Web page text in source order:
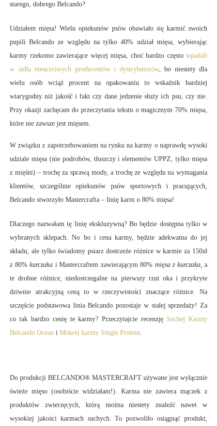
starego, dobrego Belcando?
Udziałem mięsa! Wielu opiekunów psów obawiało się karmić swoich
pupili Belcando ze względu na tylko 40% udział mięsa, wybierając
karmy rzekomo zawierające więcej mięsa, choć bardzo często wpadali
w sidła nieuczciwych producentów i dystrybutorów, bo niestety dla
wielu osób wciąż procent na opakowaniu to wskaźnik bardziej
wiarygodny niż jakość i fakt czy dane jedzenie służy ich psu, czy nie.
Przy okazji zachęcam do przeczytania tekstu o magicznym 70% mięsa,
które nie zawsze jest mięsem.
W związku z zapotrzebowaniem na rynku na karmy o naprawdę wysoki
udziale mięsa (nie podrobów, tłuszczy i elementów UPPZ, tylko mięsa
z mięśni) – trochę za sprawą mody, a trochę ze względu na wymagania
klientów, szczególnie opiekunów psów sportowych i pracujących,
Belcando stworzyło Mastercrafta – linię karm o 80% mięsa!
Dlaczego nazwałam tę linię ekskluzywną? Bo będzie dostępna tylko w
wybranych sklepach. No bo i cena karmy, będzie adekwatna do jej
składu, ale tylko świadomy psiarz dostrzeże różnice w karmie za 150zł
z 80% kurczaka i Mastercraftem zawierającym 80% mięsa z kurczaka, a
te drobne różnice, niedostrzegalne na pierwszy rzut oka i przykryte
dziwnie atrakcyjną ceną to w rzeczywistości znaczące różnice. Na
szczęście podstawowa linia Belcando pozostaje w stałej sprzedaży! Za
co tak bardzo cenię te karmy? Przeczytajcie recenzję Suchej Karmy
Belcando Ocean i Mokrej karmy Single Protein.
Do produkcji BELCANDO® MASTERCRAFT używane jest wyłącznie
świeże mięso (osobiście widziałam!). Karma nie zawiera mączek z
produktów zwierzęcych, którą można niestety znaleźć nawet w
wysokiej jakości karmach suchych. To pozwoliło osiągnąć produkt,